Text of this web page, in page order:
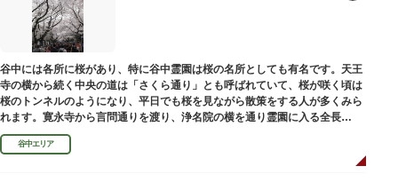
谷中には各所に桜があり、特に谷中霊園は桜の名所としても有名です。天王
寺の横から続く中央の道は「さくら通り」とも呼ばれていて、桜が咲く頃は
桜のトンネルのようになり、平日でも桜を見ながら散策をする人が多くみら
れます。寛永寺から言問通りを渡り、浄名院の横を通り霊園に入る全長
100mの桜並木や、霊園内に点在する大木なども見事です。
谷中エリア